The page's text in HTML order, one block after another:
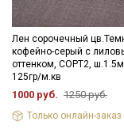
Лен сорочечный
кофейно-серый с
оттенком, СОРТ2,
125гр/м.кв
1000 руб. 1250 руб.
Только онлайн-заказ
Электронная